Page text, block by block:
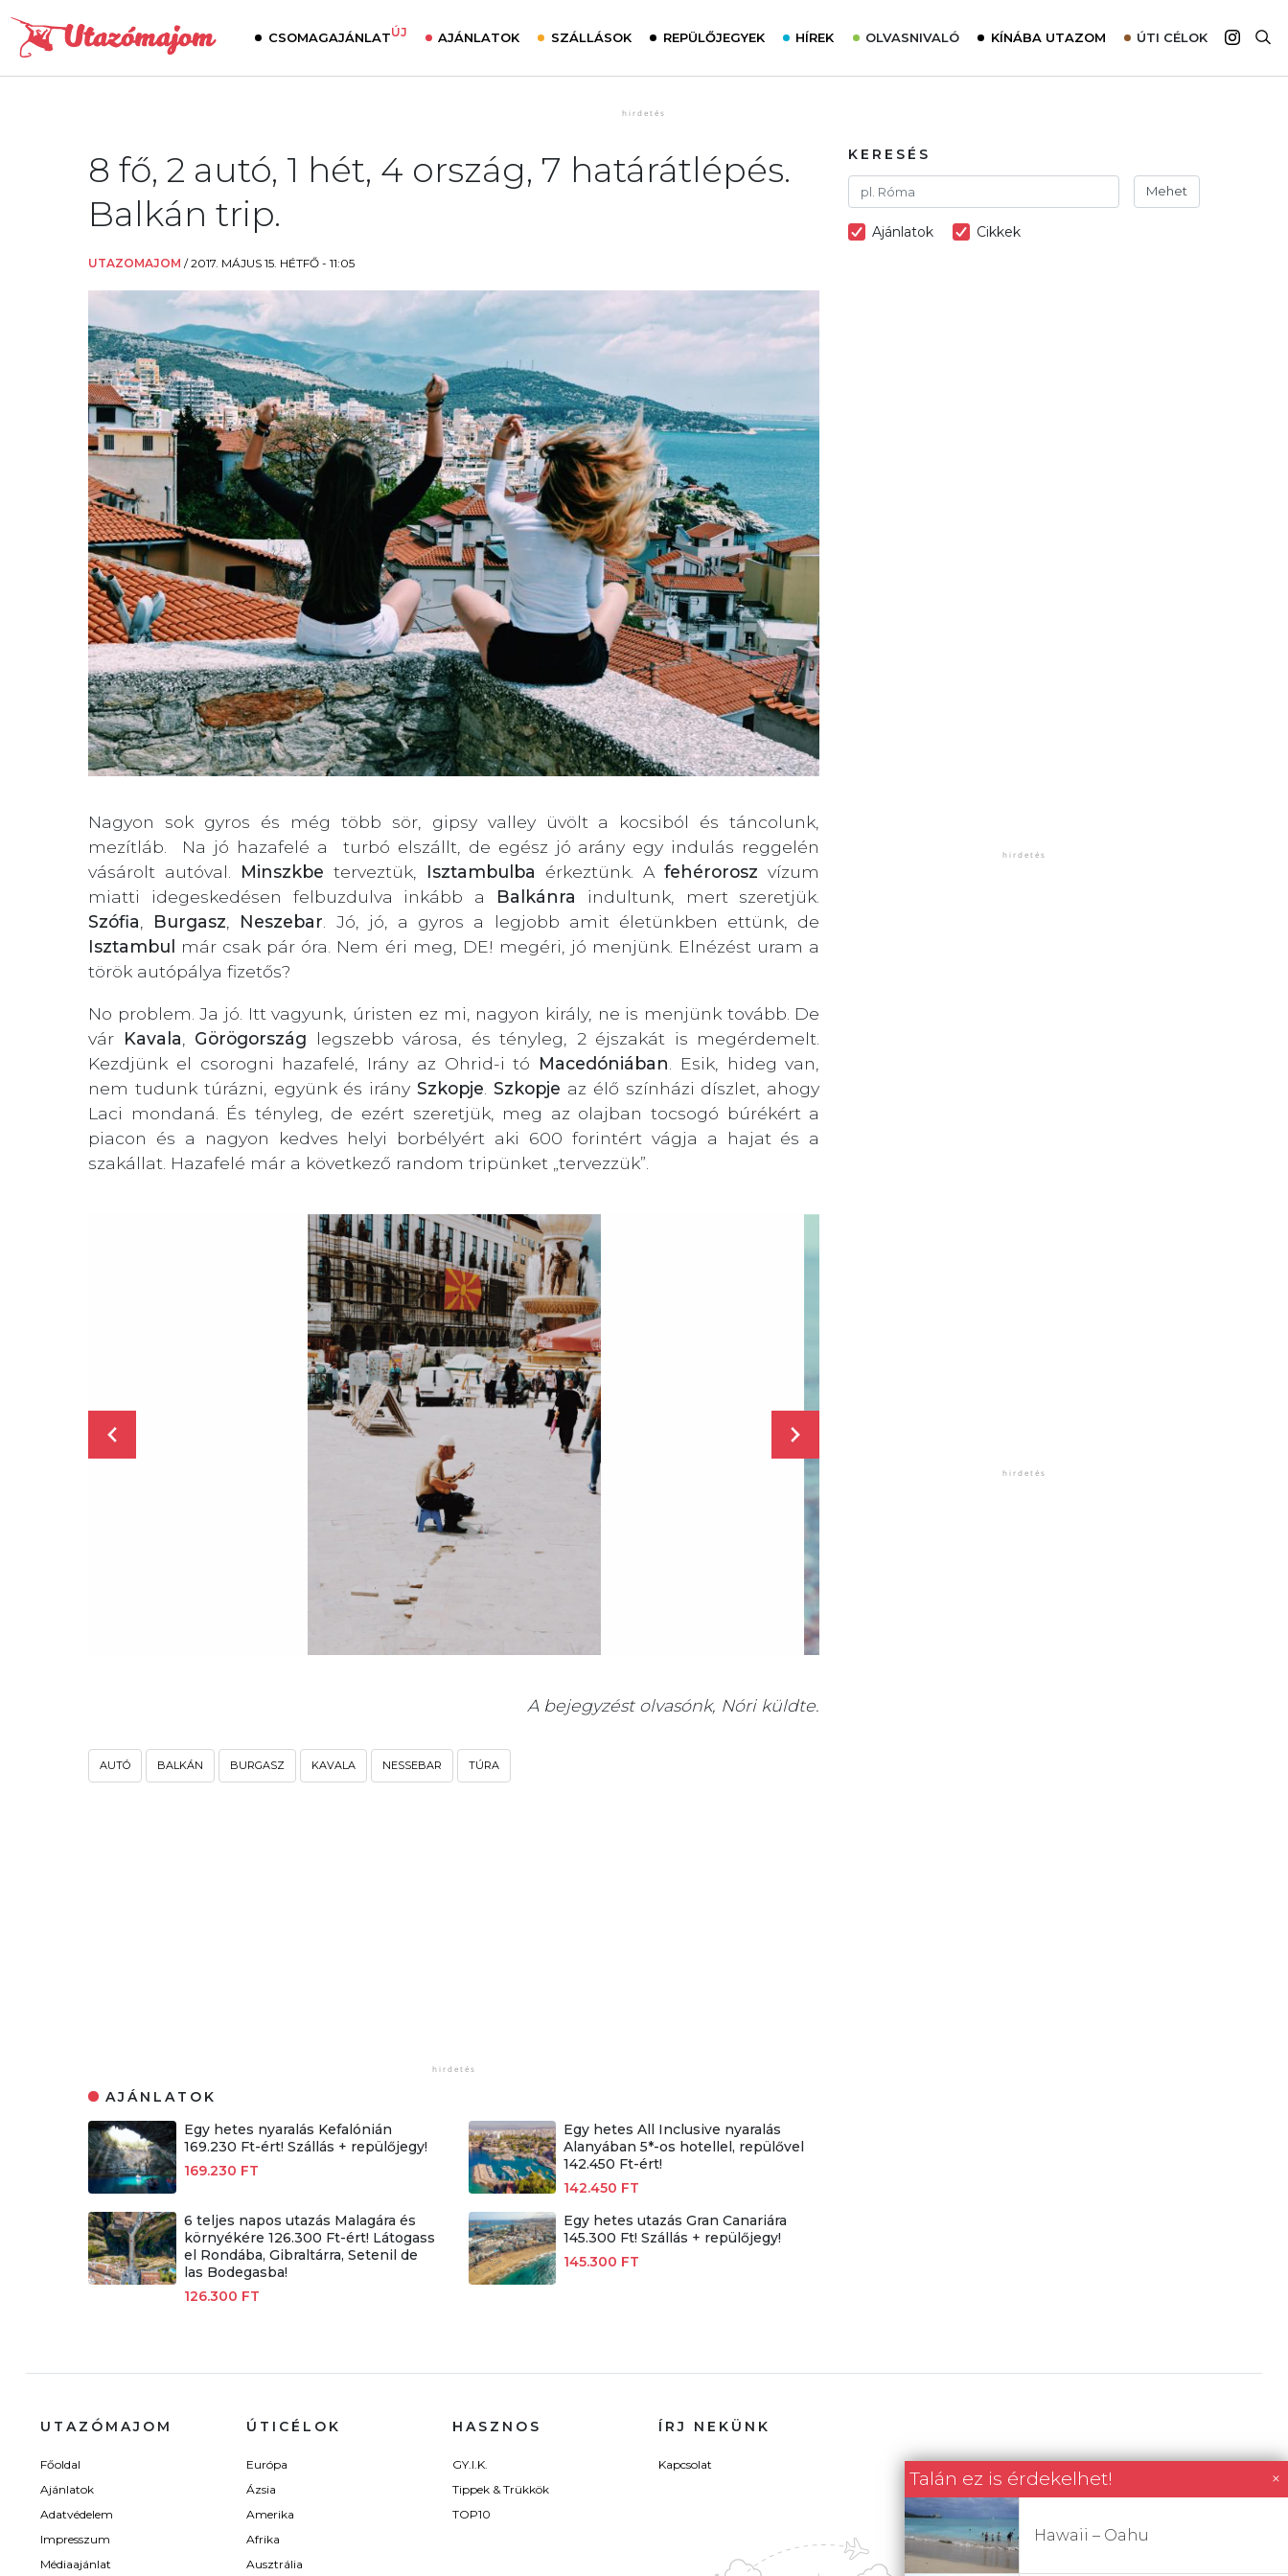
CSOMAGAJÁNLATÚJ AJÁNLATOK SZÁLLÁSOK REPÜLŐJEGYEK HÍREK OLVASNIVALÓ
Interjú
Élménybeszámolók
KÍNÁBA UTAZOM ÚTI CÉLOK
Ausztrália
8 fő, 2 autó, 1 hét, 4 ország, 7 határátlépés.
Balkán trip.
UTAZOMAJOM /2017. MÁJUS 15. HÉTFŐ - 11:05
Nagyon sok gyros és még több sör, gipsy valley üvölt a kocsiból és táncolunk,
mezítláb. Na jó hazafelé a turbó elszállt, de egész jó arány egy indulás reggelén
vásárolt autóval. Minszkbe terveztük, Isztambulba érkeztünk. Afehérorosz vízum
miatti idegeskedésen felbuzdulva inkább a Balkánra indultunk, mert szeretjük.
Szófia, Burgasz, Neszebar. Jó, jó, a gyros a legjobb amit életünkben ettünk, de
Isztambul
már csak pár óra. Nem éri meg, DE! megéri, jó menjünk. Elnézést uram a
török autópálya fizetős?
No problem. Ja jó. Itt vagyunk, úristen ez mi, nagyon király, ne is menjünk tovább. De
vár Kavala Görögország legszebb városa, és tényleg, 2 éjszakát is megérdemelt.
Kezdjünk el csorogni hazafelé, Irány az Ohrid-i tó Macedóniában . Esik, hideg van,
nem tudunk túrázni, együnk és iránySzkopje .Szkopje az élő színházi díszlet, ahogy
Laci mondaná. És tényleg, de ezért szeretjük, meg az olajban tocsogó búrékért a
piacon és a nagyon kedves helyi borbélyért aki 600 forintért vágja a hajat és a
szakállat. Hazafelé már a következő random tripünket „tervezzük”.
A bejegyzést olvasónk, Nóri küldte.
Talán ez is érdekelhet! ×
Hawaii – Oahu
AUTÓ BALKÁN BURGASZ KAVALA NESSEBAR TÚRA
AJÁNLATOK
Egy hetes nyaralás Kefalónián
169.230 Ft-ért! Szállás + repülőjegy!
169.230 FT
Egy hetes All Inclusive nyaralás
Alanyában 5*-os hotellel, repülővel
142.450 Ft-ért!
142.450 FT
6 teljes napos utazás Malagára és
környékére 126.300 Ft-ért! Látogass
el Rondába, Gibraltárra, Setenil de
las Bodegasba!
126.300 FT
Egy hetes utazás Gran Canariára
145.300 Ft! Szállás + repülőjegy!
145.300 FT
KERESÉS
Mehet
Ajánlatok Cikkek
UTAZÓMAJOM
Főoldal
Ajánlatok
Adatvédelem
Impresszum
Médiaajánlat
ÚTICÉLOK
Európa
Ázsia
Amerika
Afrika
Ausztrália
HASZNOS
GY.I.K.
Tippek & Trükkök
TOP10
ÍRJ NEKÜNK
Kapcsolat